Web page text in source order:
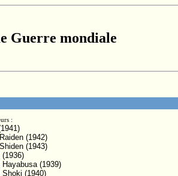
Guerre mondiale
:
Raiden (1942)
Shiden (1943)
(1936)
Hayabusa (1939)
Shoki (1940)